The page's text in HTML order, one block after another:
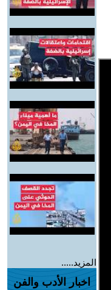
المزيد.....
اخبار الأدب والفن